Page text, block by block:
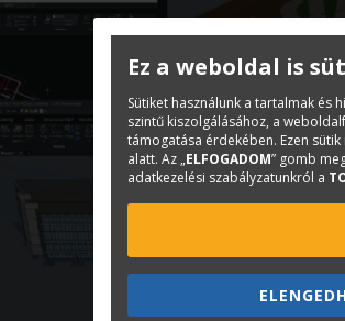
Ez a weboldal is
Sütiket használunk a tartalmak és
szintű kiszolgálásához, a
támogatása érdekében. Ezen
alatt. Az „ELFOGADOM” gomb
adatkezelési szabályzatunkról a